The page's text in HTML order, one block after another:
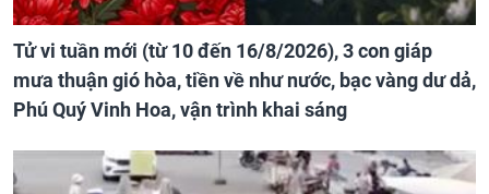
Tử vi tuần mới (từ 10 đến 16/8/2026), 3 con giáp
mưa thuận gió hòa, tiền về như nước, bạc vàng dư dả,
Phú Quý Vinh Hoa, vận trình khai sáng